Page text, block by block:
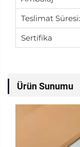
Teslimat Süresi:
Sertifika
Ürün Sunumu